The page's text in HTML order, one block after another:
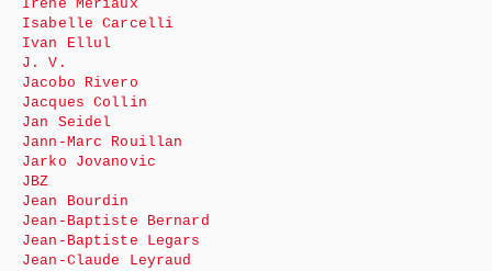
Irène Mériaux
Isabelle Carcelli
Ivan Ellul
J. V.
Jacobo Rivero
Jacques Collin
Jan Seidel
Jann-Marc Rouillan
Jarko Jovanovic
JBZ
Jean Bourdin
Jean-Baptiste Bernard
Jean-Baptiste Legars
Jean-Claude Leyraud